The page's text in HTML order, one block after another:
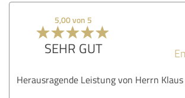
5,00 von 5
SEHR GUT
Herausragende Leistung von Herrn Klaus